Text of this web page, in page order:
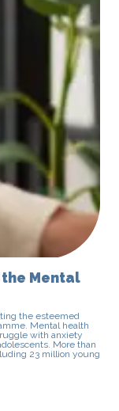
the Mental
the esteemed
Mental health
with anxiety
More than
23 million young